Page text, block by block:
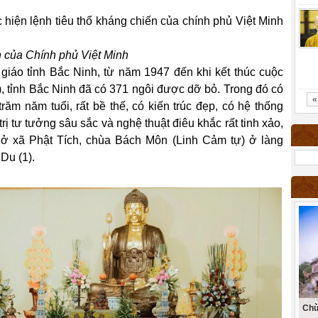
lệnh tiêu thổ kháng chiến của chính phủ Việt Minh
Chính phủ Việt Minh
tỉnh Bắc Ninh, từ năm 1947 đến khi kết thúc cuộc
tỉnh Bắc Ninh đã có 371 ngôi được dỡ bỏ. Trong đó có
năm tuổi, rất bề thế, có kiến trúc đẹp, có hệ thống
tư tưởng sâu sắc và nghệ thuật điêu khắc rất tinh xảo,
xã Phật Tích, chùa Bách Môn (Linh Cảm tự) ở làng
(1).
«